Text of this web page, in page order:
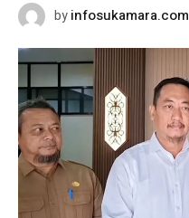
byinfosukamara.com